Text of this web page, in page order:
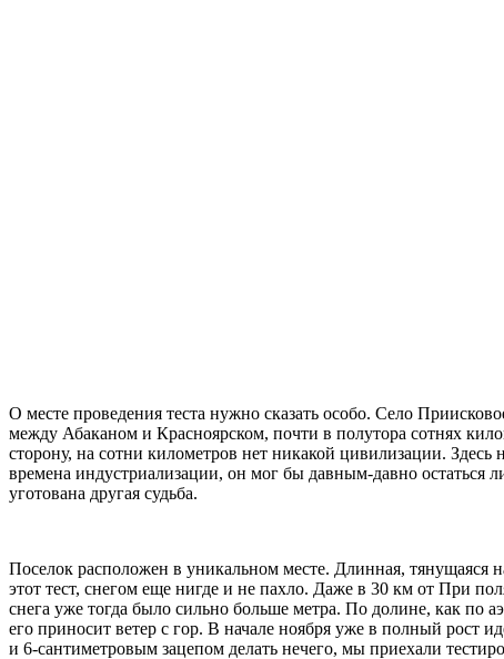
О месте проведения теста нужно сказать особо. Село
между Абаканом и Красноярском, почти в полутора сотнях
сторону, на сотни километров нет никакой цивилизации.
времена индустриализации, он мог бы давным-давно остаться
уготована другая судьба.
Поселок расположен в уникальном месте. Длинная, тянущаяся
этот тест, снегом еще нигде и не пахло. Даже в 30 км от При
снега уже тогда было сильно больше метра. По долине, как по
его приносит ветер с гор. В начале ноября уже в полный рост
и 6-сантиметровым зацепом делать нечего, мы приехали